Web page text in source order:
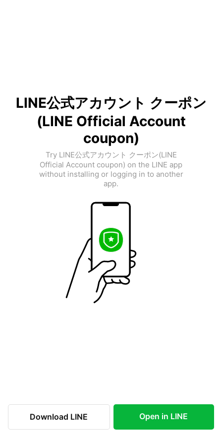
LINE公式アカウント クーポン
(LINE Official Account
coupon)
Try LINE公式アカウント クーポン(LINE
Official Account coupon) on the LINE app
without installing or logging in to another
app.
Download LINE Open in LINE